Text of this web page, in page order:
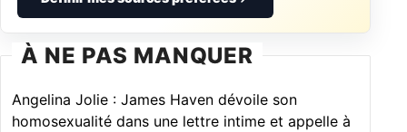
À NE PAS MANQUER
Angelina Jolie : James Haven dévoile son
homosexualité dans une lettre intime et appelle à